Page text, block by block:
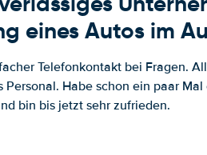
eines Autos im
Telefonkontakt bei Fragen.
Habe schon ein paar
bin bis jetzt sehr zufrieden.